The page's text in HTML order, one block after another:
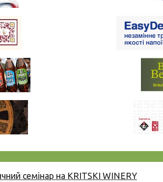
семінар на KRITSKI WINERY